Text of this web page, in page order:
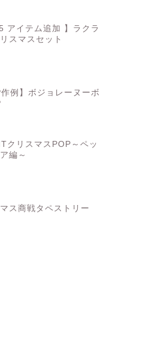
アイテム追加 】ラクラ
スマスセット
作例】ボジョレーヌーボ
クリスマスPOP～ペッ
編～
ス商戦タペストリー